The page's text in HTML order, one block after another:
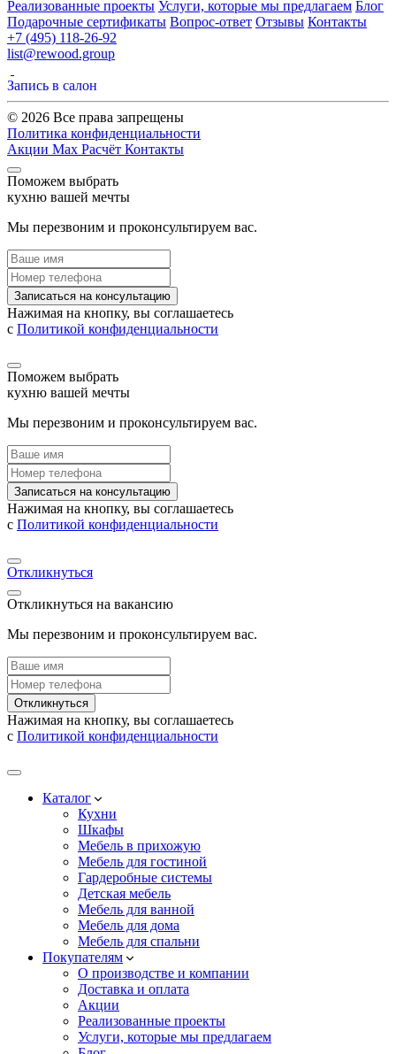
Реализованные проекты Услуги, которые мы предлагаем Блог
Подарочные сертификаты Вопрос-ответ Отзывы Контакты
+7 (495) 118-26-92
list@rewood.group
Запись в салон
© 2026 Все права запрещены
Политика конфиденциальности
Акции Max Расчёт Контакты
Поможем выбрать
кухню вашей мечты
Мы перезвоним и проконсультируем вас.
Записаться на консультацию
Нажимая на кнопку, вы соглашаетесь
с Политикой конфиденциальности
Поможем выбрать
кухню вашей мечты
Мы перезвоним и проконсультируем вас.
Записаться на консультацию
Нажимая на кнопку, вы соглашаетесь
с Политикой конфиденциальности
Откликнуться
Откликнуться на вакансию
Мы перезвоним и проконсультируем вас.
Откликнуться
Нажимая на кнопку, вы соглашаетесь
с Политикой конфиденциальности
Каталог
Кухни
Шкафы
Мебель в прихожую
Мебель для гостиной
Гардеробные системы
Детская мебель
Мебель для ванной
Мебель для дома
Мебель для спальни
Покупателям
О производстве и компании
Доставка и оплата
Акции
Реализованные проекты
Услуги, которые мы предлагаем